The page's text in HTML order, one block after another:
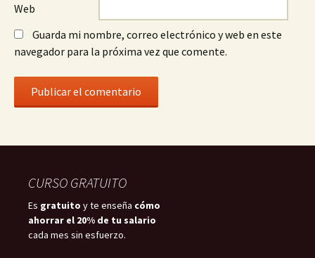
Web
Guarda mi nombre, correo electrónico y web en este
navegador para la próxima vez que comente.
CURSO GRATUITO
Es gratuito y te enseña cómo
ahorrar el 20% de tu salario
cada mes sin esfuerzo.